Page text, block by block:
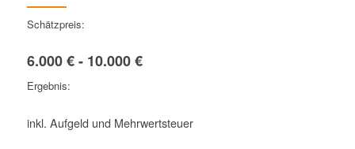
Schätzpreis:
6.000 € - 10.000 €
Ergebnis:
inkl. Aufgeld und Mehrwertsteuer